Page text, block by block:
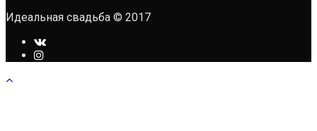
Идеальная свадьба © 2017